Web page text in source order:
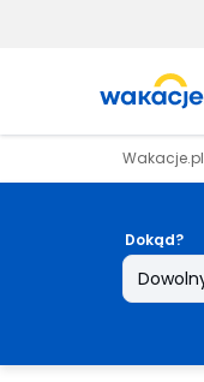
Wakacje.pl
Dokąd?